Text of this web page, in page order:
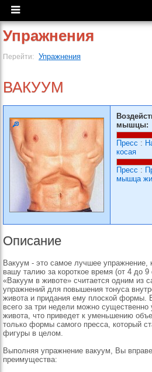
Упражнения
Перейти: Упражнения
ВАКУУМ
мышцы:
Пресс :
косая
Пресс :
мышца
Описание
Вакуум - это самое лучшее упражнение,
вашу талию за короткое время (от 4 до
«Вакуум в животе» считается одним из
упражнений для повышения тонуса
живота и придания ему плоской формы.
всего за три недели можно
живота, что приведет к уменьшению
только формы самого пресса, который
фигуры в целом.
Выполняя упражнение вакуум, Вы
преимущества: